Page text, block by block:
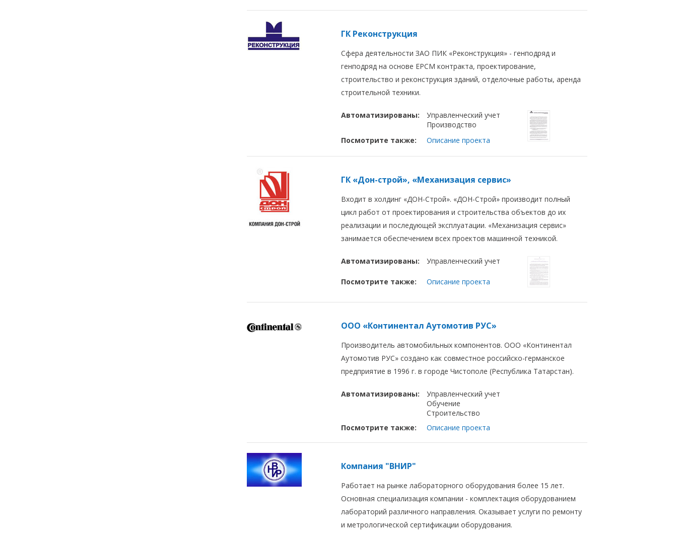
ГК Реконструкция
Сфера деятельности ЗАО ПИК «Реконструкция» - генподряд и
генподряд на основе EPCM контракта, проектирование,
строительство и реконструкция зданий, отделочные работы, аренда
строительной техники.
Автоматизированы:
Управленческий учет
Производство
Посмотрите также:
Описание проекта
ГК «Дон-строй», «Механизация сервис»
Входит в холдинг «ДОН-Строй». «ДОН-Строй» производит полный
цикл работ от проектирования и строительства объектов до их
реализации и последующей эксплуатации. «Механизация сервис»
занимается обеспечением всех проектов машинной техникой.
Автоматизированы: Управленческий учет
Посмотрите также: Описание проекта
ООО «Континентал Аутомотив РУС»
Производитель автомобильных компонентов. ООО «Континентал
Аутомотив РУС» создано как совместное российско-германское
предприятие в 1996 г. в городе Чистополе (Республика Татарстан).
Автоматизированы:
Управленческий учет
Обучение
Строительство
Посмотрите также:
Описание проекта
Компания "ВНИР"
Работает на рынке лабораторного оборудования более 15 лет.
Основная специализация компании - комплектация оборудованием
лабораторий различного направления. Оказывает услуги по ремонту
и метрологической сертификации оборудования.